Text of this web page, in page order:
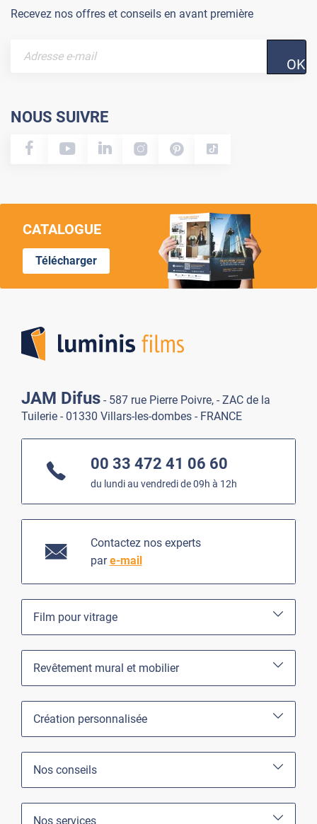
Recevez nos offres et conseils en avant première
OK
NOUS SUIVRE
CATALOGUE
Télécharger
JAM Difus - 587 rue Pierre Poivre, - ZAC de la
Tuilerie - 01330 Villars-les-dombes - FRANCE
00 33 472 41 06 60
du lundi au vendredi de 09h à 12h
Contactez nos experts
pare-mail
Film pour vitrage
Revêtement mural et mobilier
Création personnalisée
Nos conseils
Nos services